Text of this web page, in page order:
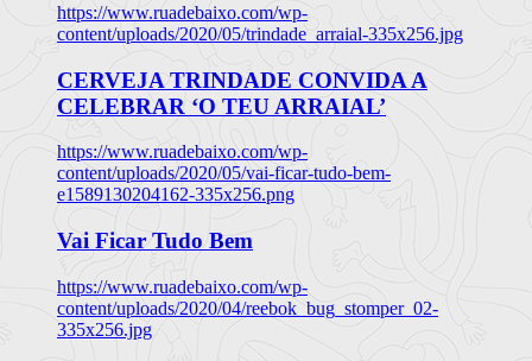
https://www.ruadebaixo.com/wp-
content/uploads/2020/05/trindade_arraial-335x256.jpg
CERVEJA TRINDADE CONVIDA A
CELEBRAR ‘O TEU ARRAIAL’
https://www.ruadebaixo.com/wp-
content/uploads/2020/05/vai-ficar-tudo-bem-
e1589130204162-335x256.png
Vai Ficar Tudo Bem
https://www.ruadebaixo.com/wp-
content/uploads/2020/04/reebok_bug_stomper_02-
335x256.jpg